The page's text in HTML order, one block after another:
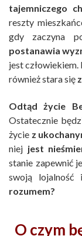
tajemniczego
reszty
gdy zaczyna
postanawia
jest
również stara się
Odtąd życie
Ostatecznie
życie z
niej jest
stanie zapewnić
swoją lojalność
rozumem?
O czym